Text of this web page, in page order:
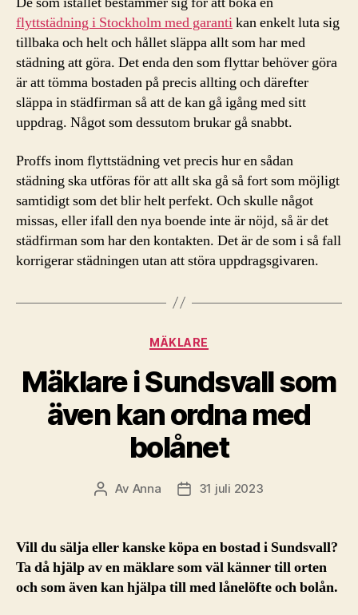
flyttstädning i Stockholm med garantikan enkelt luta sig
tillbaka och helt och hållet släppa allt som har med
städning att göra. Det enda den som flyttar behöver göra
är att tömma bostaden på precis allting och därefter
släppa in städfirman så att de kan gå igång med sitt
uppdrag. Något som dessutom brukar gå snabbt.
Proffs inom flyttstädning vet precis hur en sådan
städning ska utföras för att allt ska gå så fort som möjligt
samtidigt som det blir helt perfekt. Och skulle något
missas, eller ifall den nya boende inte är nöjd, så är det
städfirman som har den kontakten. Det är de som i så fall
korrigerar städningen utan att störa uppdragsgivaren.
Kategorier
MÄKLARE
Mäklare i Sundsvall som
även kan ordna med
bolånet
Inläggsförfattare
Av Anna Inläggsdatum
31 juli 2023
Vill du sälja eller kanske köpa en bostad i Sundsvall?
Ta då hjälp av en mäklare som väl känner till orten
och som även kan hjälpa till med lånelöfte och bolån.